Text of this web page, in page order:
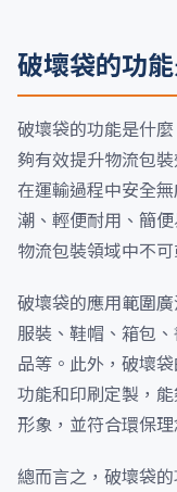
破壞袋的功
破壞袋的功能是什
夠有效提升物流包
在運輸過程中安全
潮、輕便耐用、簡
物流包裝領域中不
破壞袋的應用範圍
服裝、鞋帽、箱包
品等。此外，破壞
功能和印刷定製，
形象，並符合環保理
總而言之，破壞袋